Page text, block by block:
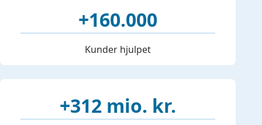
+160.000
Kunder hjulpet
+312 mio. kr.